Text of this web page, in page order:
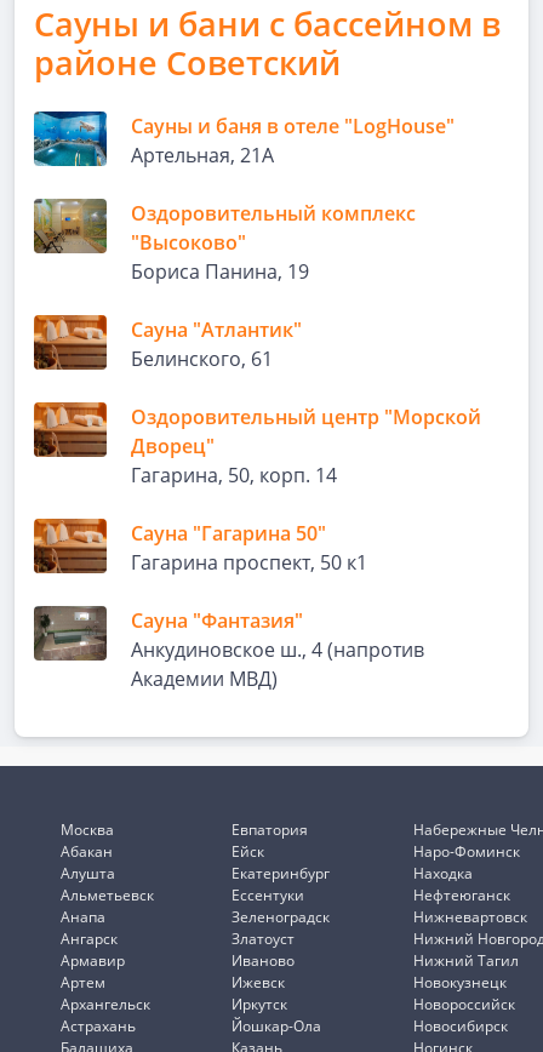
Сауны и бани с бассейном в
районе Советский
Сауны и баня в отеле "LogHousе"
Артельная, 21А
Оздоровительный комплекс
"Высоково"
Бориса Панина, 19
Сауна "Атлантик"
Белинского, 61
Оздоровительный центр "Морской
Дворец"
Гагарина, 50, корп. 14
Сауна "Гагарина 50"
Гагарина проспект, 50 к1
Сауна "Фантазия"
Анкудиновское ш., 4 (напротив
Академии МВД)
Москва
Абакан
Алушта
Альметьевск
Анапа
Ангарск
Армавир
Артем
Архангельск
Астрахань
Балашиха
Евпатория
Ейск
Екатеринбург
Ессентуки
Зеленоградск
Златоуст
Иваново
Ижевск
Иркутск
Йошкар-Ола
Казань
Набережные
Наро-Фоминск
Находка
Нефтеюганск
Нижневартовск
Нижний
Нижний Тагил
Новокузнецк
Новороссийск
Новосибирск
Ногинск